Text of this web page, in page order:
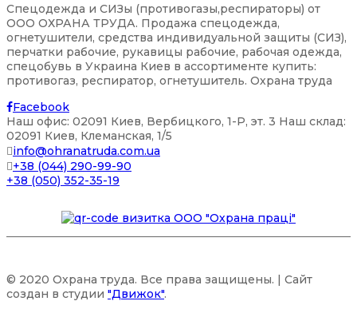
Спецодежда и СИЗы (противогазы,респираторы) от
ООО ОХРАНА ТРУДА. Продажа спецодежда,
огнетушители, средства индивидуальной защиты (СИЗ),
перчатки рабочие, рукавицы рабочие, рабочая одежда,
спецобувь в Украина Киев в ассортименте купить:
противогаз, респиратор, огнетушитель. Охрана труда
Facebook
Наш офис: 02091 Киев, Вербицкого, 1-P, эт. 3 Наш склад:
02091 Киев, Клеманская, 1/5
info@ohranatruda.com.ua
+38 (044) 290-99-90
+38 (050) 352-35-19
© 2020 Охрана труда. Все права защищены. | Сайт
создан в студии "Движок".